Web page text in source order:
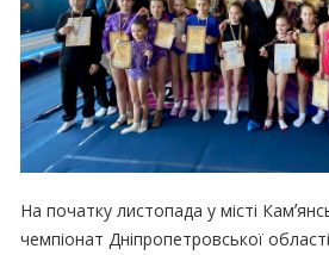
На початку листопада у місті
чемпіонат Дніпропетровської